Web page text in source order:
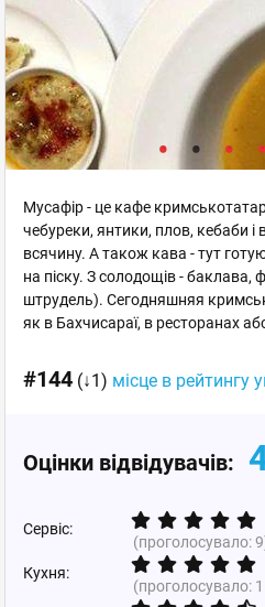
Мусафір - це кафе
чебуреки, янтики, плов, кебаби
всячину. А також кава - тут
на піску. З солодощів - баклава,
штрудель). Cегодняшняя
як в Бахчисараї, в ресторанах
#144 (↓1) місце в рейтингу
Оцінки відвідувачів:
Сервіс:
(проголосувало:9
Кухня:
(проголосувало: